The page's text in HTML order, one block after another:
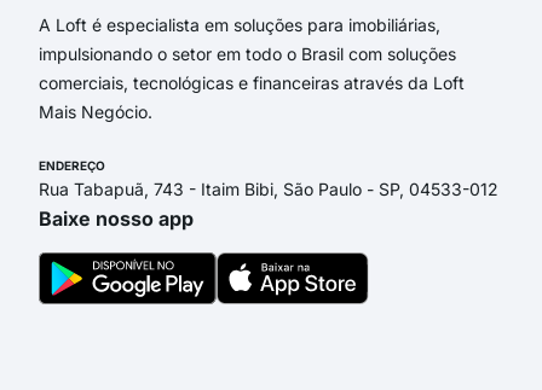
A Loft é especialista em soluções para imobiliárias,
impulsionando o setor em todo o Brasil com soluções
comerciais, tecnológicas e financeiras através da Loft
Mais Negócio.
ENDEREÇO
Rua Tabapuã, 743 - Itaim Bibi, São Paulo - SP, 04533-012
Baixe nosso app